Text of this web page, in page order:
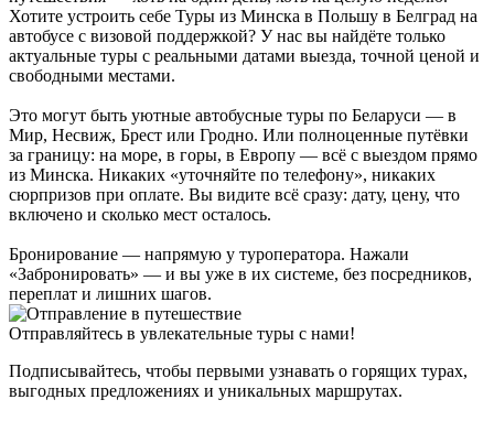
Хотите устроить себе Туры из Минска в Польшу в Белград на
автобусе с визовой поддержкой? У нас вы найдёте только
актуальные туры с реальными датами выезда, точной ценой и
свободными местами.
Это могут быть уютные автобусные туры по Беларуси — в
Мир, Несвиж, Брест или Гродно. Или полноценные путёвки
за границу: на море, в горы, в Европу — всё с выездом прямо
из Минска. Никаких «уточняйте по телефону», никаких
сюрпризов при оплате. Вы видите всё сразу: дату, цену, что
включено и сколько мест осталось.
Бронирование — напрямую у туроператора. Нажали
«Забронировать» — и вы уже в их системе, без посредников,
переплат и лишних шагов.
Отправляйтесь в увлекательные туры с нами!
Подписывайтесь, чтобы первыми узнавать о горящих турах,
выгодных предложениях и уникальных маршрутах.